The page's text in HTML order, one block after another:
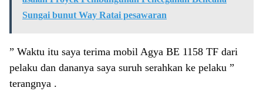
Sungai bunut Way Ratai pesawaran
” Waktu itu saya terima mobil Agya BE 1158 TF dari
pelaku dan dananya saya suruh serahkan ke pelaku ”
terangnya .